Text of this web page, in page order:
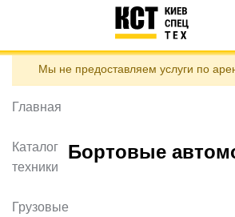
содержанию
навигация
КАТАЛОГ ТЕХНИКИ
ДОСТАВКА И ОПЛАТА
О НАС
ОТЗЫВЫ
КОНТАКТЫ
Мы не предоставляем услуги по
Бортовые
Главная
Каталог
техники
Грузовые